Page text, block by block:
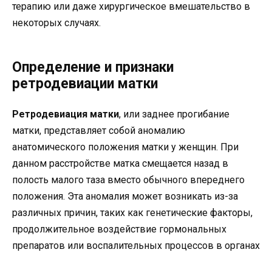
терапию или даже хирургическое вмешательство в
некоторых случаях.
Определение и признаки
ретродевиации матки
Ретродевиация матки, или заднее прогибание
матки, представляет собой аномалию
анатомического положения матки у женщин. При
данном расстройстве матка смещается назад в
полость малого таза вместо обычного впереднего
положения. Эта аномалия может возникать из-за
различных причин, таких как генетические факторы,
продолжительное воздействие гормональных
препаратов или воспалительных процессов в органах